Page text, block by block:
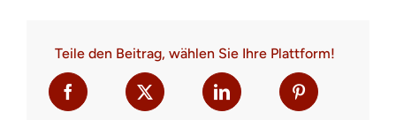
Teile den Beitrag, wählen Sie Ihre Plattform!